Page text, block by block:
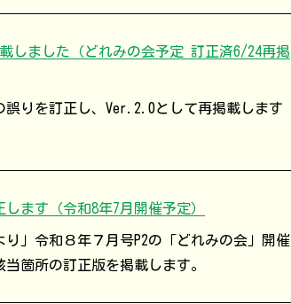
しました（どれみの会予定 訂正済6/24再掲
誤りを訂正し、Ver.2.0として再掲載します
ます（令和8年7月開催予定）
」令和８年７月号P2の「どれみの会」開催
箇所の訂正版を掲載します。